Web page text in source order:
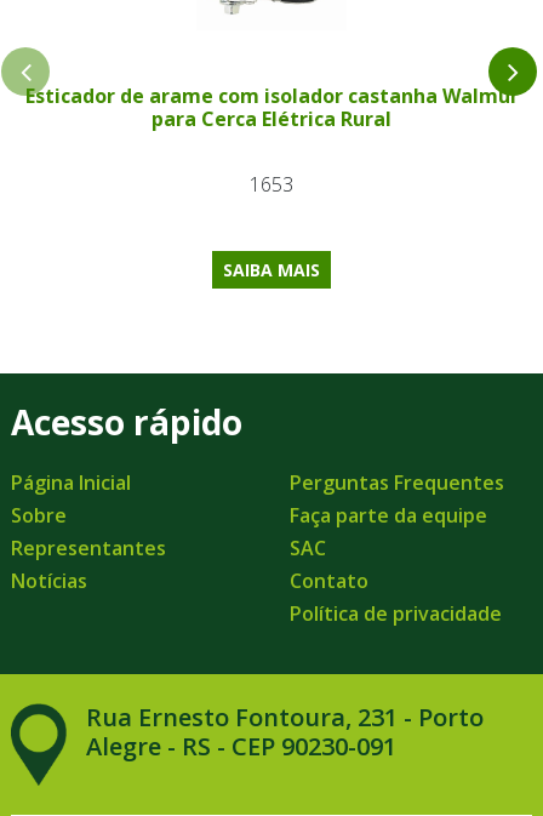
Esticador de arame com isolador castanha Walmur
para Cerca Elétrica Rural
1653
SAIBA MAIS
Acesso rápido
Página Inicial
Sobre
Representantes
Notícias
Perguntas Frequentes
Faça parte da equipe
SAC
Contato
Política de privacidade
Rua Ernesto Fontoura, 231 - Porto
Alegre - RS - CEP 90230-091